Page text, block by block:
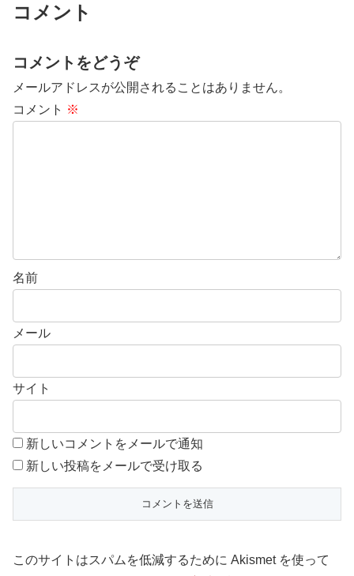
コメント
コメントをどうぞ
メールアドレスが公開されることはありません。
コメント ※
名前
メール
サイト
新しいコメントをメールで通知
新しい投稿をメールで受け取る
このサイトはスパムを低減するために Akismet を使って